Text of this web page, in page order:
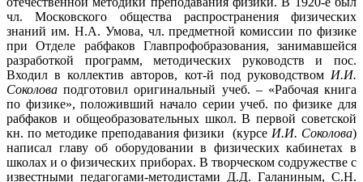
чл. Московского общества распространения физических
знаний им. Н.А. Умова, чл. предметной комиссии по физике
при Отделе рабфаков Главпрофобразования, занимавшейся
разработкой программ, методических руководств и пос.
Входил в коллектив авторов, кот-й под руководством И.И.
Соколова подготовил оригинальный учеб. – «Рабочая книга
по физике», положивший начало серии учеб. по физике для
рабфаков и общеобразовательных школ. В первой советской
кн. по методике преподавания физики (курсе И.И. Соколова)
написал главу об оборудовании в физических кабинетах в
школах и о физических приборах. В творческом содружестве с
известными педагогами-методистами Д.Д. Галаниным, С.Н.